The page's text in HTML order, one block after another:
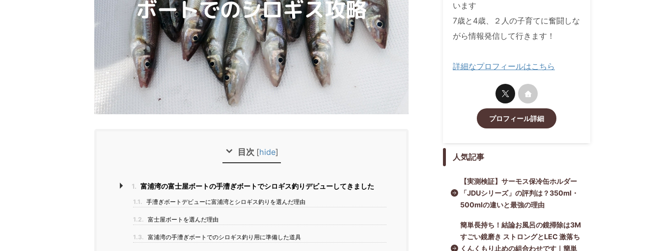
目次 [hide]
1. 富浦湾の富士屋ボートの手漕ぎボートでシロギス釣りデビューしてきました
1.1. 手漕ぎボートデビューに富浦湾とシロギス釣りを選んだ理由
1.2. 富士屋ボートを選んだ理由
1.3. 富浦湾の手漕ぎボートでのシロギス釣り用に準備した道具
います
7歳と4歳、２人の子育てに奮闘しな
がら情報発信して行きます！
詳細なプロフィールはこちら
プロフィール詳細
人気記事
【実測検証】サーモス保冷缶ホルダー
「JDUシリーズ」の評判は？350ml・
500mlの違いと最強の理由
簡単長持ち！結論お風呂の鏡掃除は3M
すごい鏡磨き ストロングとLEC 激落ち
くんくもり止めの組合わせです｜簡単